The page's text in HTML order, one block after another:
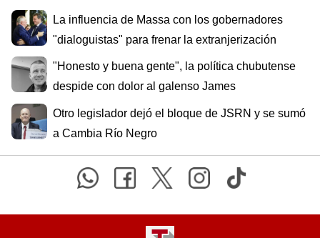
La influencia de Massa con los gobernadores
"dialoguistas" para frenar la extranjerización
"Honesto y buena gente", la política chubutense
despide con dolor al galenso James
Otro legislador dejó el bloque de JSRN y se sumó
a Cambia Río Negro